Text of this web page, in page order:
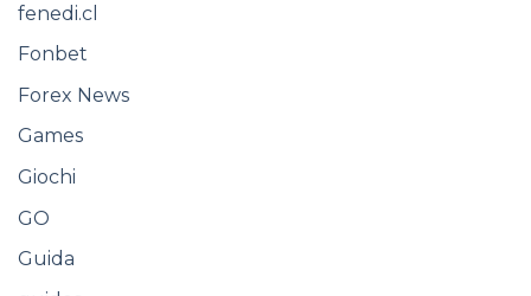
fenedi.cl
Fonbet
Forex News
Games
Giochi
GO
Guida